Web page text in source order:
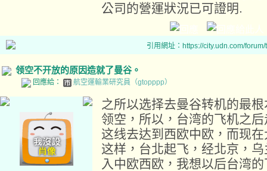
公司的營運狀況已可證明.
引用網址：https://city.udn.com/
领空不开放的原因造就了曼谷。
回應給： 航空運輸業研究員（gtopppp）
之所以选择去曼谷转机的最
领空，所以，台湾的飞机之
这线去达到西欧中欧，而现
这样，台北起飞，经北京，
入中欧西欧，我想以后台湾